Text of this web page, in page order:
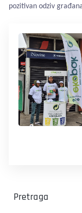
pozitivan odziv
Pretraga